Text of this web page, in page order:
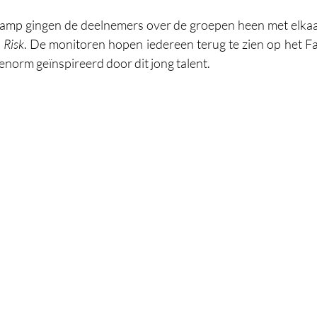
gingen de deelnemers over de groepen heen met
Risk. De monitoren hopen iedereen terug te zien op het
geïnspireerd door dit jong talent.